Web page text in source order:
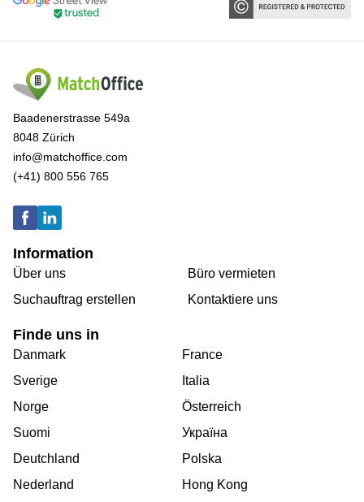
Baadenerstrasse 549a
8048 Zürich
info@matchoffice.com
(+41) 800 556 765
Information
Über uns
Suchauftrag erstellen
Büro vermieten
Kontaktiere uns
Finde uns in
Danmark
Sverige
Norge
Suomi
Deutchland
Nederland
France
Italia
Österreich
Україна
Polska
Hong Kong